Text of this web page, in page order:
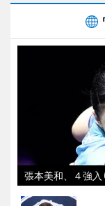
張本美和、４強入